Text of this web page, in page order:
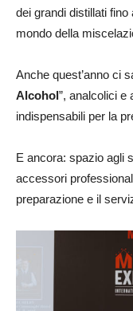
dei grandi distillati fino
mondo della
Anche quest’anno ci
Alcohol”, analcolici e
indispensabili per la
E ancora: spazio agli
accessori
preparazione e il